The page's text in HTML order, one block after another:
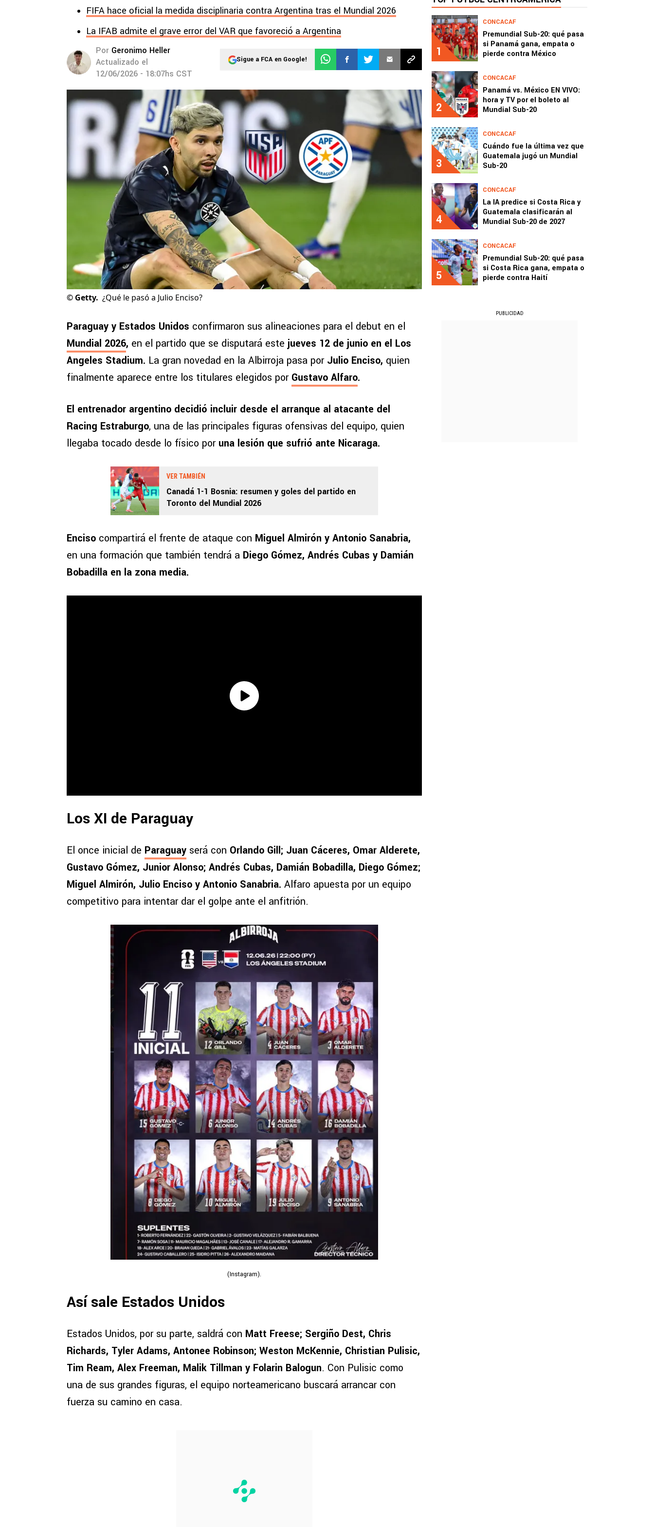
FIFA hace oficial la medida disciplinaria contra Argentina tras el Mundial 2026
La IFAB admite el grave error del VAR que favoreció a Argentina
Por Geronimo Heller
Actualizado el
12/06/2026 - 18:07hs CST
Sigue a FCA en Google!
© Getty. ¿Qué le pasó a Julio Enciso?
Paraguay y Estados Unidos confirmaron sus alineaciones para el debut en el
Mundial 2026, en el partido que se disputará este jueves 12 de junio en el Los
Angeles Stadium. La gran novedad en la Albirroja pasa porJulio Enciso, quien
finalmente aparece entre los titulares elegidos por Gustavo Alfaro.
El entrenador argentino decidió incluir desde el arranque al atacante del
Racing Estraburgo, una de las principales figuras ofensivas del equipo, quien
llegaba tocado desde lo físico por una lesión que sufrió ante Nicaraga.
VER TAMBIÉN
Canadá 1-1 Bosnia: resumen y goles del partido en
Toronto del Mundial 2026
Enciso compartirá el frente de ataque con Miguel Almirón y Antonio Sanabria,
en una formación que también tendrá a Diego Gómez, Andrés Cubas y Damián
Bobadilla en la zona media.
Los XI de Paraguay
El once inicial de Paraguay será con Orlando Gill; Juan Cáceres, Omar Alderete,
Gustavo Gómez, Junior Alonso; Andrés Cubas, Damián Bobadilla, Diego Gómez;
Miguel Almirón, Julio Enciso y Antonio Sanabria. Alfaro apuesta por un equipo
competitivo para intentar dar el golpe ante el anfitrión.
(Instagram).
Así sale Estados Unidos
Estados Unidos, por su parte, saldrá con Matt Freese; Sergiño Dest, Chris
Richards, Tyler Adams, Antonee Robinson; Weston McKennie, Christian Pulisic,
Tim Ream, Alex Freeman, Malik Tillman y Folarin Balogun. Con Pulisic como
una de sus grandes figuras, el equipo norteamericano buscará arrancar con
fuerza su camino en casa.
1
CONCACAF
Premundial Sub-20: qué pasa
si Panamá gana, empata o
pierde contra México
2
CONCACAF
Panamá vs. México EN VIVO:
hora y TV por el boleto al
Mundial Sub-20
3
CONCACAF
Cuándo fue la última vez que
Guatemala jugó un Mundial
Sub-20
4
CONCACAF
La IA predice si Costa Rica y
Guatemala clasificarán al
Mundial Sub-20 de 2027
5
CONCACAF
Premundial Sub-20: qué pasa
si Costa Rica gana, empata o
pierde contra Haití
PUBLICIDAD